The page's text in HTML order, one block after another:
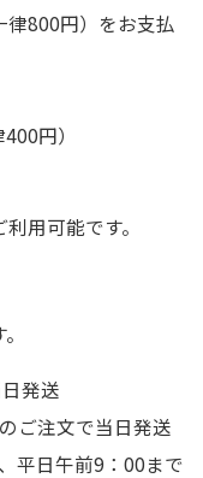
800円）をお支払
円）
用可能です。
発送
ご注文で当日発送
平日午前9：00まで